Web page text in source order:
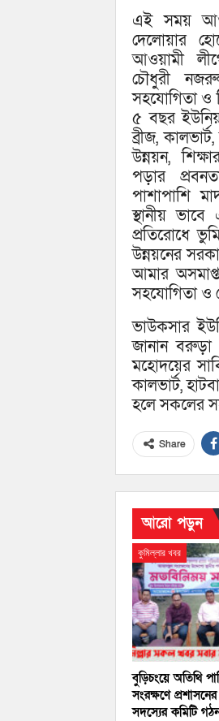
এই সময়
দেলোয়ার
আওয়ামী
চৌধুরী
সহযোগিতা ও
৫ বছর
ব্রীজ,
উন্নয়ন,
পড়ার
পাশাপাশি
স্থানীয়
প্রতিরোধে
উন্নয়নের
আমার
সহযোগিতা ও
ভাউকসার
জানান
মহোদয়ের
কালভার্ট,
হলে সকলের
Share
আরো পড়ুন
কুমিল্লার খবর
বুড়িচংয়ে অতিথি
সংরক্ষণে
সদস্যের কমিটি